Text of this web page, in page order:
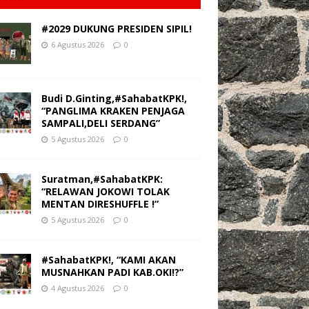
#2029 DUKUNG PRESIDEN SIPIL!
6 Agustus 2026 0
Budi D.Ginting,#SahabatKPK!,
“PANGLIMA KRAKEN PENJAGA
SAMPALI,DELI SERDANG”
5 Agustus 2026 0
Suratman,#SahabatKPK:
“RELAWAN JOKOWI TOLAK
MENTAN DIRESHUFFLE !”
5 Agustus 2026 0
#SahabatKPK!, “KAMI AKAN
MUSNAHKAN PADI KAB.OKI!?”
4 Agustus 2026 0